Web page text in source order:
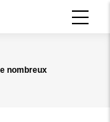
nombreux